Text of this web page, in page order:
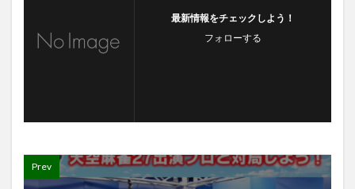
最新情報をチェックしよう！
フォローする
Prev